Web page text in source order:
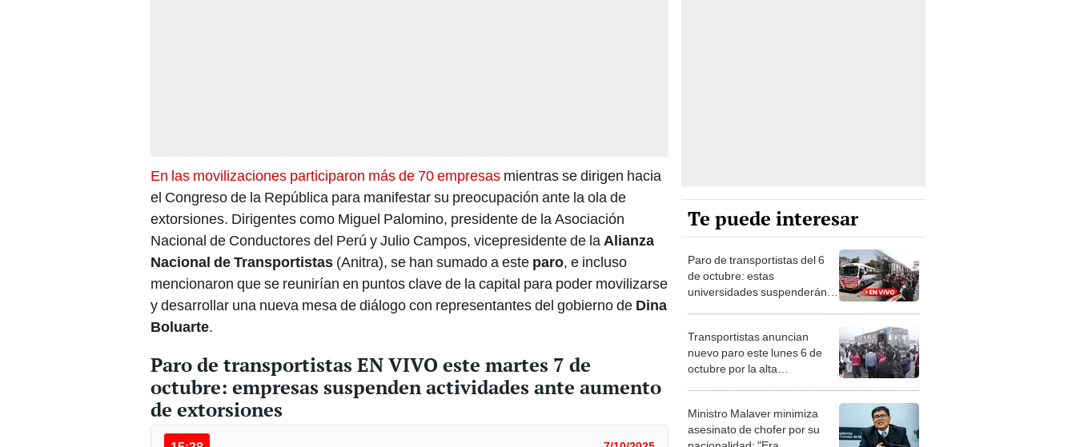
En las movilizaciones participaron más de 70 empresas mientras se dirigen hacia
el Congreso de la República para manifestar su preocupación ante la ola de
extorsiones. Dirigentes como Miguel Palomino, presidente de la Asociación
Nacional de Conductores del Perú y Julio Campos, vicepresidente de laAlianza
Nacional de Transportistas (Anitra), se han sumado a este paro, e incluso
mencionaron que se reunirían en puntos clave de la capital para poder movilizarse
y desarrollar una nueva mesa de diálogo con representantes del gobierno de Dina
Boluarte.
Paro de transportistas EN VIVO este martes 7 de
octubre: empresas suspenden actividades ante aumento
de extorsiones
Te puede interesar
Paro de transportistas del 6
de octubre: estas
universidades suspenderán
Transportistas anuncian
nuevo paro este lunes 6 de
octubre por la alta
Ministro Malaver minimiza
asesinato de chofer por su